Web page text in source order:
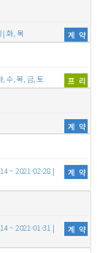
| 화, 목 계약
수, 목, 금, 토 프리
계약
~ 2021-02-28 |
계약
~ 2021-01-31 |
계약